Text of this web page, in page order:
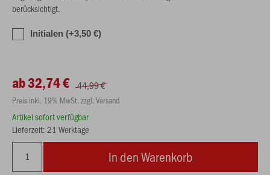
berücksichtigt.
Initialen (+3,50 €)
ab 32,74 € 44,99 €
Preis inkl. 19% MwSt. zzgl. Versand
Artikel sofort verfügbar
Lieferzeit: 21 Werktage
In den Warenkorb